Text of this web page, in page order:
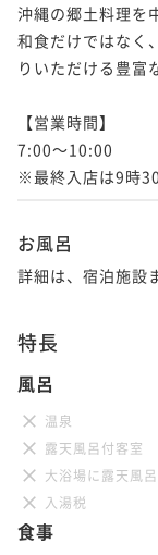
沖縄の郷土料理を
和食だけではなく
りいただける豊富
【営業時間】
7:00～10:00
※最終入店は9時
お風呂
詳細は、宿泊施設
特長
風呂
温泉
露天風呂付客室
大浴場に露天風呂
入湯税
食事